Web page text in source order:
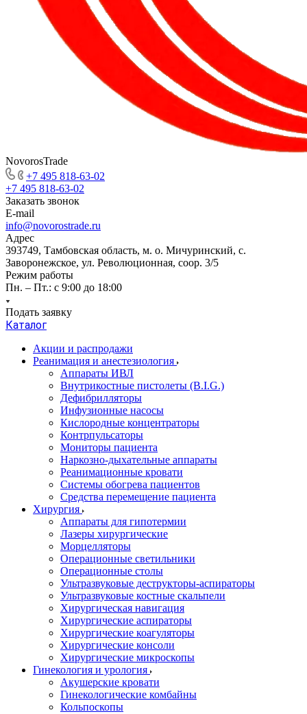
NovorosTrade
+7 495 818-63-02
+7 495 818-63-02
Заказать звонок
E-mail
info@novorostrade.ru
Адрес
393749, Тамбовская область, м. о. Мичуринский, с.
Заворонежское, ул. Революционная, соор. 3/5
Режим работы
Пн. – Пт.: с 9:00 до 18:00
Подать заявку
Каталог
Акции и распродажи
Реанимация и анестезиология
Аппараты ИВЛ
Внутрикостные пистолеты (B.I.G.)
Дефибрилляторы
Инфузионные насосы
Кислородные концентраторы
Контрпульсаторы
Мониторы пациента
Наркозно-дыхательные аппараты
Реанимационные кровати
Системы обогрева пациентов
Средства перемещение пациента
Хирургия
Аппараты для гипотермии
Лазеры хирургические
Морцелляторы
Операционные светильники
Операционные столы
Ультразвуковые деструкторы-аспираторы
Ультразвуковые костные скальпели
Хирургическая навигация
Хирургические аспираторы
Хирургические коагуляторы
Хирургические консоли
Хирургические микроскопы
Гинекология и урология
Акушерские кровати
Гинекологические комбайны
Кольпоскопы